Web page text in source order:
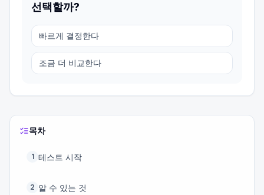
선택할까?
빠르게 결정한다
조금 더 비교한다
목차
1 테스트 시작
2 알 수 있는 것